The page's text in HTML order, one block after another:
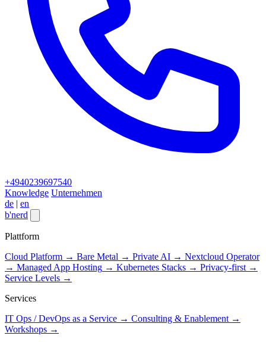
+4940239697540
Knowledge Unternehmen
de | en
b'nerd
Plattform
Cloud Platform → Bare Metal → Private AI → Nextcloud Operator
→ Managed App Hosting → Kubernetes Stacks → Privacy-first →
Service Levels →
Services
IT Ops / DevOps as a Service → Consulting & Enablement →
Workshops →